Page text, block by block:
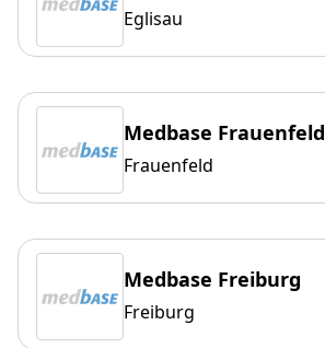
Eglisau
Medbase Frauenfeld
Frauenfeld
Medbase Freiburg
Freiburg